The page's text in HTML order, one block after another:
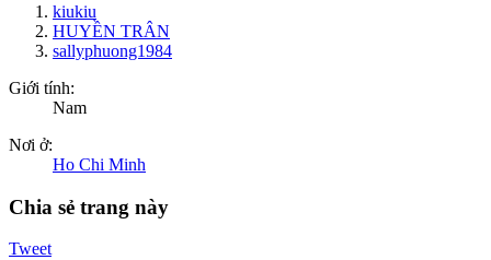
kiukiu
HUYỀN TRÂN
sallyphuong1984
Giới tính:
Nam
Nơi ở:
Ho Chi Minh
Chia sẻ trang này
Tweet